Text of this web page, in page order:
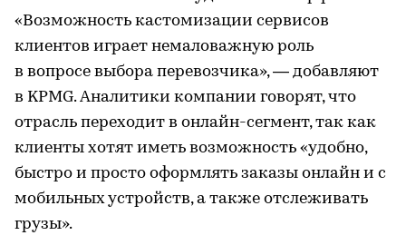
«Возможность кастомизации сервисов
клиентов играет немаловажную роль
в вопросе выбора перевозчика», — добавляют
в KPMG. Аналитики компании говорят, что
отрасль переходит в онлайн-сегмент, так как
клиенты хотят иметь возможность «удобно,
быстро и просто оформлять заказы онлайн и с
мобильных устройств, а также отслеживать
грузы».